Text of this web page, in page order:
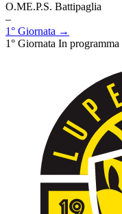
O.ME.P.S. Battipaglia
–
1° Giornata →
1° Giornata In programma